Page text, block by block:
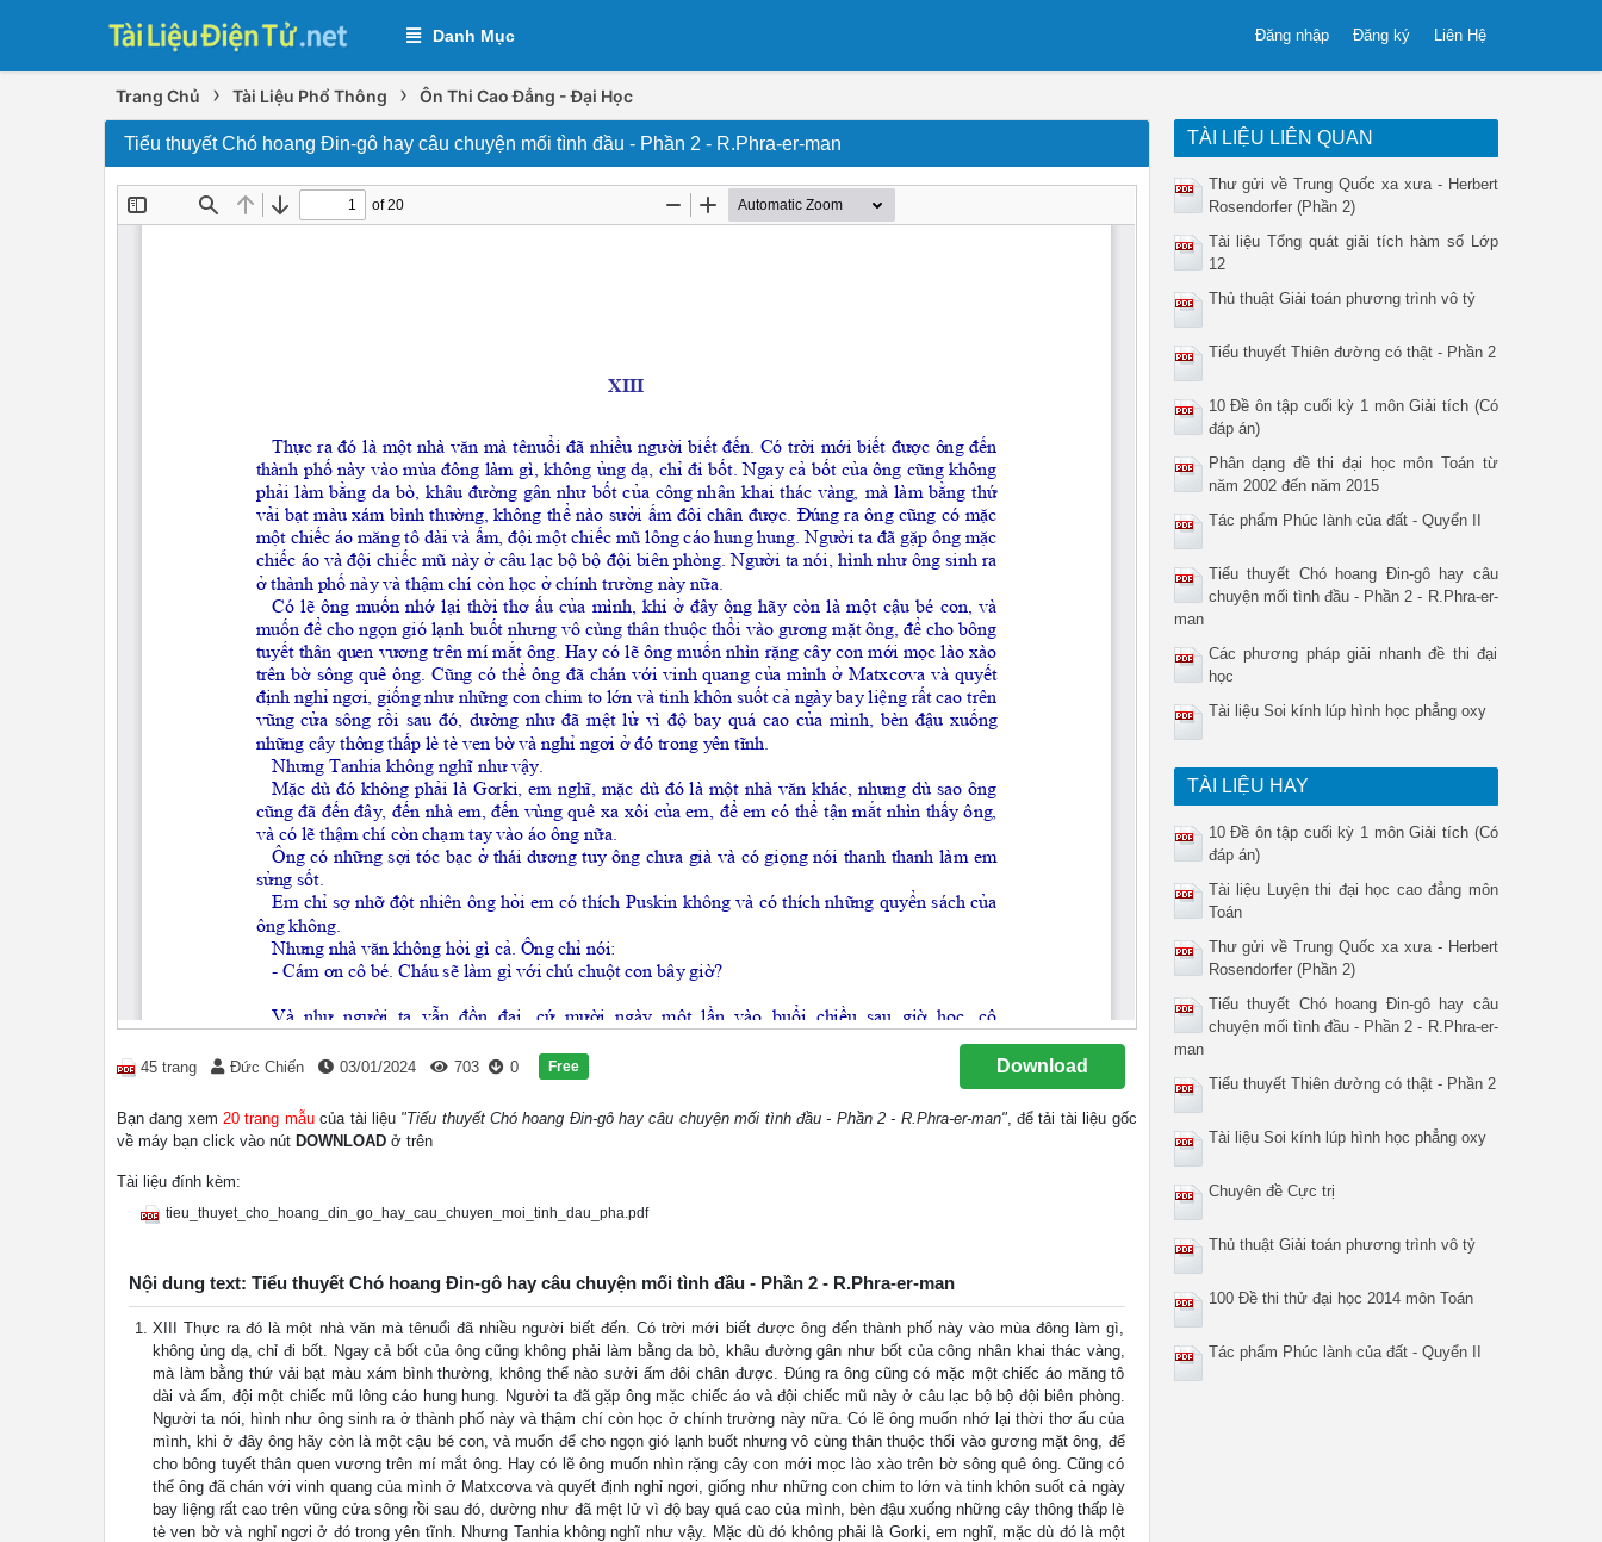
Danh Mục Liên Hệ
Đăng ký
Đăng nhập
Trang Chủ › Tài Liệu Phổ Thông › Ôn Thi Cao Đẳng - Đại Học
Tiểu thuyết Chó hoang Đin-gô hay câu chuyện mối tình đầu - Phần 2 - R.Phra-er-man
45 trang Đức Chiến 03/01/2024 703 0 Free Download
Bạn đang xem20 trang mẫucủa tài liệu "Tiểu thuyết Chó hoang Đin-gô hay câu chuyện mối tình đầu - Phần 2 - R.Phra-er-man", để tải tài liệu gốc
về máy bạn click vào nút DOWNLOAD ở trên
Tài liệu đính kèm:
tieu_thuyet_cho_hoang_din_go_hay_cau_chuyen_moi_tinh_dau_pha.pdf
Nội dung text: Tiểu thuyết Chó hoang Đin-gô hay câu chuyện mối tình đầu - Phần 2 - R.Phra-er-man
XIII Thực ra đó là một nhà văn mà tênuổi đã nhiều người biết đến. Có trời mới biết được ông đến thành phố này vào mùa đông làm gì,
không ủng dạ, chỉ đi bốt. Ngay cả bốt của ông cũng không phải làm bằng da bò, khâu đường gân như bốt của công nhân khai thác vàng,
mà làm bằng thứ vải bạt màu xám bình thường, không thể nào sưởi ấm đôi chân được. Đúng ra ông cũng có mặc một chiếc áo măng tô
dài và ấm, đội một chiếc mũ lông cáo hung hung. Người ta đã gặp ông mặc chiếc áo và đội chiếc mũ này ở câu lạc bộ bộ đội biên phòng.
Người ta nói, hình như ông sinh ra ở thành phố này và thậm chí còn học ở chính trường này nữa. Có lẽ ông muốn nhớ lại thời thơ ấu của
mình, khi ở đây ông hãy còn là một cậu bé con, và muốn để cho ngọn gió lạnh buốt nhưng vô cùng thân thuộc thổi vào gương mặt ông, để
cho bông tuyết thân quen vương trên mí mắt ông. Hay có lẽ ông muốn nhìn rặng cây con mới mọc lào xào trên bờ sông quê ông. Cũng có
thể ông đã chán với vinh quang của mình ở Matxcơva và quyết định nghỉ ngơi, giống như những con chim to lớn và tinh khôn suốt cả ngày
bay liệng rất cao trên vũng cửa sông rồi sau đó, dường như đã mệt lử vì độ bay quá cao của mình, bèn đậu xuống những cây thông thấp lè
tè ven bờ và nghỉ ngơi ở đó trong yên tĩnh. Nhưng Tanhia không nghĩ như vậy. Mặc dù đó không phải là Gorki, em nghĩ, mặc dù đó là một
TÀI LIỆU LIÊN QUAN
Thư gửi về Trung Quốc xa xưa - Herbert
Rosendorfer (Phần 2)
Tài liệu Tổng quát giải tích hàm số Lớp
12
Thủ thuật Giải toán phương trình vô tỷ
Tiểu thuyết Thiên đường có thật - Phần 2
10 Đề ôn tập cuối kỳ 1 môn Giải tích (Có
đáp án)
Phân dạng đề thi đại học môn Toán từ
năm 2002 đến năm 2015
Tác phẩm Phúc lành của đất - Quyển II
Tiểu thuyết Chó hoang Đin-gô hay câu
chuyện mối tình đầu - Phần 2 - R.Phra-er-
man
Các phương pháp giải nhanh đề thi đại
học
Tài liệu Soi kính lúp hình học phẳng oxy
TÀI LIỆU HAY
10 Đề ôn tập cuối kỳ 1 môn Giải tích (Có
đáp án)
Tài liệu Luyện thi đại học cao đẳng môn
Toán
Thư gửi về Trung Quốc xa xưa - Herbert
Rosendorfer (Phần 2)
Tiểu thuyết Chó hoang Đin-gô hay câu
chuyện mối tình đầu - Phần 2 - R.Phra-er-
man
Tiểu thuyết Thiên đường có thật - Phần 2
Tài liệu Soi kính lúp hình học phẳng oxy
Chuyên đề Cực trị
Thủ thuật Giải toán phương trình vô tỷ
100 Đề thi thử đại học 2014 môn Toán
Tác phẩm Phúc lành của đất - Quyển II